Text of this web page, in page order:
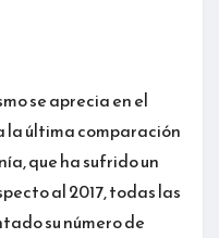
se aprecia en el
la última comparación
que ha sufrido un
al 2017, todas las
su número de